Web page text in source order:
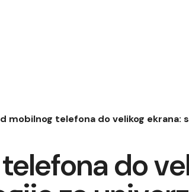
mobilnog telefona do velikog ekrana:
do